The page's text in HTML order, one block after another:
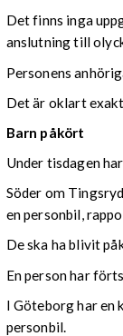
Det finns inga
anslutning till
Personens
Det är oklart
Barn påkört
Under tisdagen
Söder om
en personbil,
De ska ha blivit
En person har
I Göteborg har en
personbil.